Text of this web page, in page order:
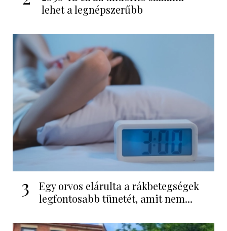
lehet a legnépszerűbb
3
Egy orvos elárulta a rákbetegségek
legfontosabb tünetét, amit nem...